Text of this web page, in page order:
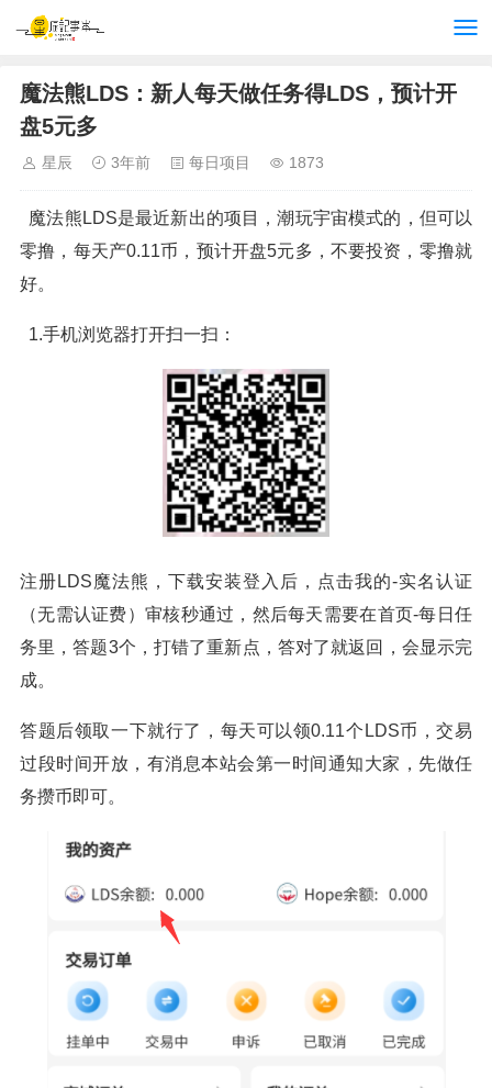
魔法熊LDS：新人每天做任务得LDS，预计开
盘5元多
星辰 3年前 每日项目 1873
魔法熊LDS是最近新出的项目，潮玩宇宙模式的，但可以
零撸，每天产0.11币，预计开盘5元多，不要投资，零撸就
好。
1.手机浏览器打开扫一扫：
注册LDS魔法熊，下载安装登入后，点击我的-实名认证
（无需认证费）审核秒通过，然后每天需要在首页-每日任
务里，答题3个，打错了重新点，答对了就返回，会显示完
成。
答题后领取一下就行了，每天可以领0.11个LDS币，交易
过段时间开放，有消息本站会第一时间通知大家，先做任
务攒币即可。